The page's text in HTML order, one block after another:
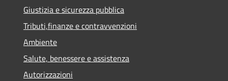
Giustizia e sicurezza pubblica
Tributi,finanze e contravvenzioni
Ambiente
Salute, benessere e assistenza
Autorizzazioni